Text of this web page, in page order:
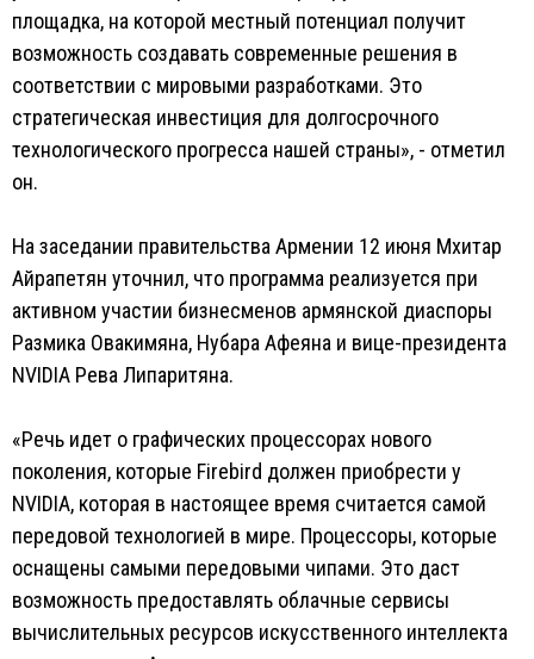
площадка, на которой местный потенциал получит
возможность создавать современные решения в
соответствии с мировыми разработками. Это
стратегическая инвестиция для долгосрочного
технологического прогресса нашей страны», - отметил
он.
На заседании правительства Армении 12 июня Мхитар
Айрапетян уточнил, что программа реализуется при
активном участии бизнесменов армянской диаспоры
Размика Овакимяна, Нубара Афеяна и вице-президента
NVIDIA Рева Липаритяна.
«Речь идет о графических процессорах нового
поколения, которые Firebird должен приобрести у
NVIDIA, которая в настоящее время считается самой
передовой технологией в мире. Процессоры, которые
оснащены самыми передовыми чипами. Это даст
возможность предоставлять облачные сервисы
вычислительных ресурсов искусственного интеллекта